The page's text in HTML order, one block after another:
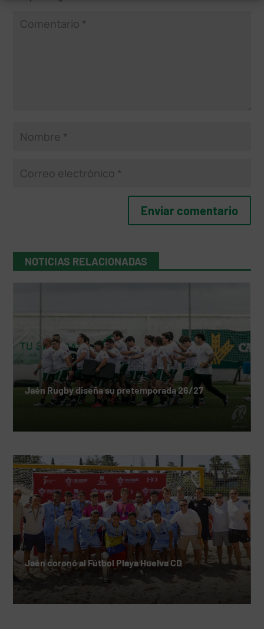
NOTICIAS RELACIONADAS
Jaén Rugby diseña su pretemporada 26/27
Jaén coronó al Fútbol Playa Huelva CD